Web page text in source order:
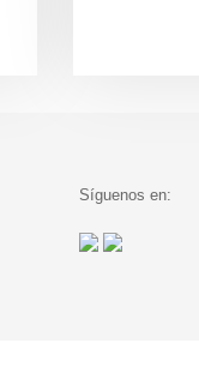
Síguenos en: